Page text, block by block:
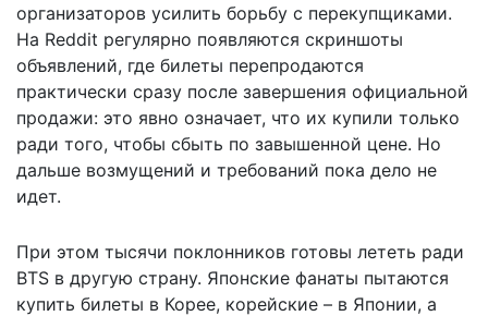
организаторов усилить борьбу с перекупщиками.
На Reddit регулярно появляются скриншоты
объявлений, где билеты перепродаются
практически сразу после завершения официальной
продажи: это явно означает, что их купили только
ради того, чтобы сбыть по завышенной цене. Но
дальше возмущений и требований пока дело не
идет.
При этом тысячи поклонников готовы лететь ради
BTS в другую страну. Японские фанаты пытаются
купить билеты в Корее, корейские – в Японии, а